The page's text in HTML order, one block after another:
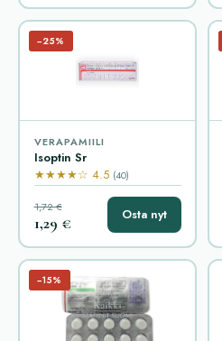
−25%
VERAPAMIILI
Isoptin Sr
★★★★☆ 4.5 (40)
1,72 €
1,29 € Osta nyt
−15%